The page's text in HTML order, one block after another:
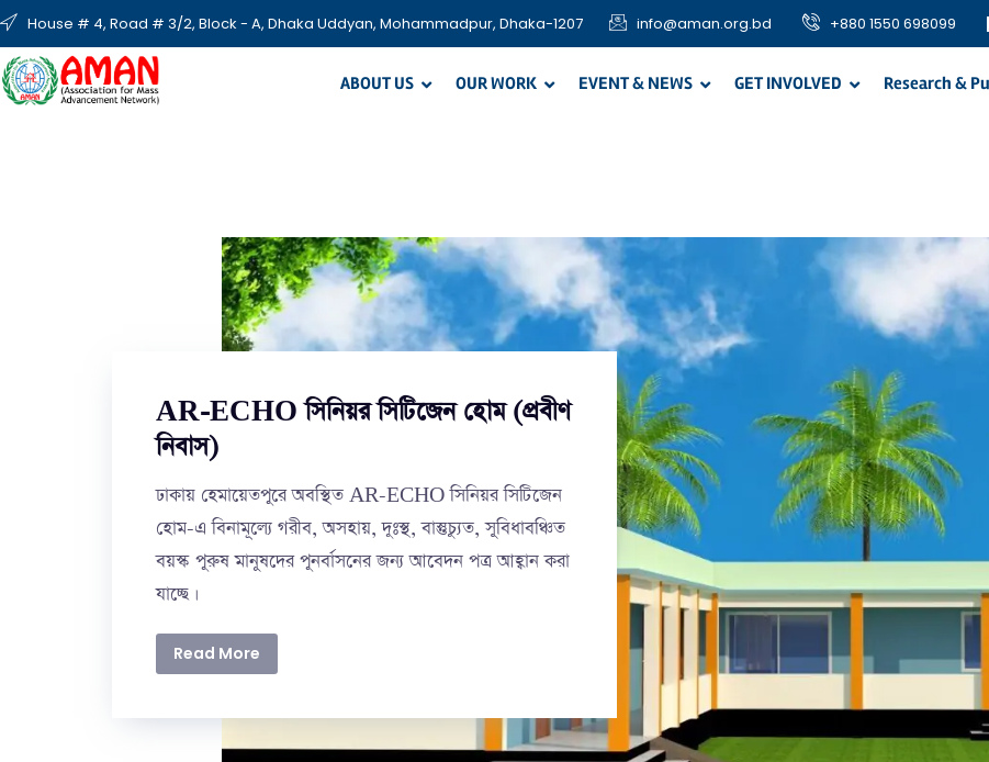
House # 4, Road # 3/2, Block - A, Dhaka Uddyan, Mohammadpur, Dhaka-1207 info@aman.org.bd +880 1550 698099
ABOUT US OUR WORK EVENT & NEWS GET INVOLVED Research &
AR-ECHO সিনিয়র সিটিজেন হোম (প্রবীণ
নিবাস)
ঢাকায় হেমায়েতপুরে অবস্থিত AR-ECHO সিনিয়র সিটিজেন
হোম-এ বিনামূল্যে গরীব, অসহায়, দুঃস্থ, বাস্তুচ্যুত, সুবিধাবঞ্চিত
বয়স্ক পুরুষ মানুষদের পুনর্বাসনের জন্য আবেদন পত্র আহ্বান করা
যাচ্ছে।
Read More